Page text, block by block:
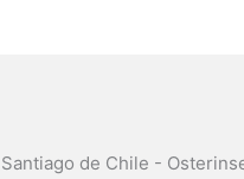
Santiago de Chile -